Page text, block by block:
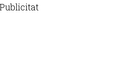
Publicitat